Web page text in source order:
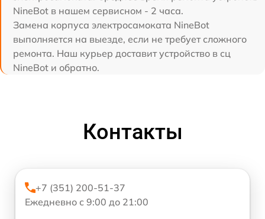
NineBot в нашем сервисном - 2 часа.
Замена корпуса электросамоката NineBot
выполняется на выезде, если не требует сложного
ремонта. Наш курьер доставит устройство в сц
NineBot и обратно.
Контакты
+7 (351) 200-51-37
Ежедневно с 9:00 до 21:00